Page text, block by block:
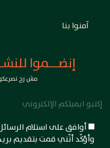
آمنوا بنا
إنضـــموا
مش رح
أوافق على استلام
وأؤكّد أنّني قمت بتقديم